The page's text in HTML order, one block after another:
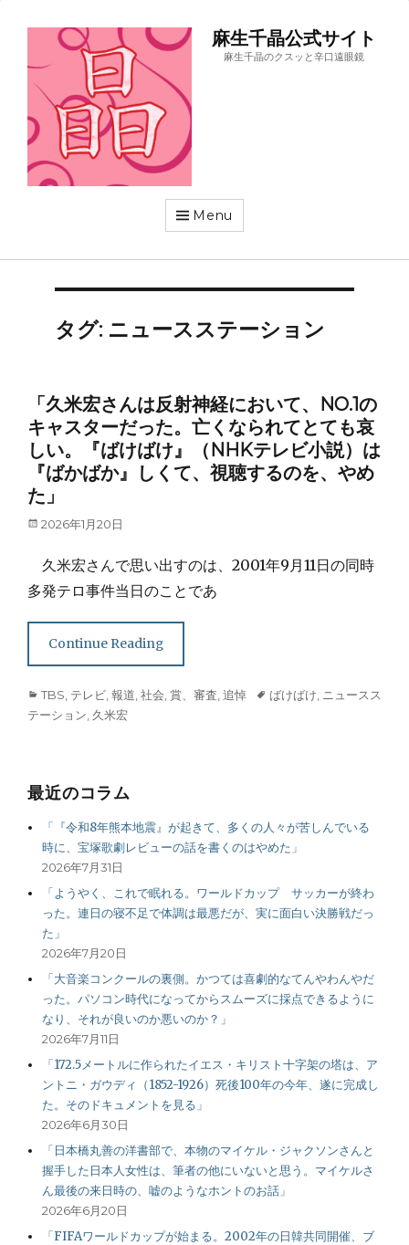
麻生千晶公式サイト
麻生千晶のクスッと辛口遠眼鏡
Menu
タグ: ニュースステーション
「久米宏さんは反射神経において、NO.1の
キャスターだった。亡くなられてとても哀
しい。『ばけばけ』（NHKテレビ小説）は
『ばかばか』しくて、視聴するのを、やめ
た」
Posted
2026年1月20日
久米宏さんで思い出すのは、2001年9月11日の同時
多発テロ事件当日のことであ
Continue Reading
Categories
TBS テレビ 報道 社会 賞、審査 追悼 Tagsばけばけ ニュースス
テーション 久米宏
最近のコラム
「『令和8年熊本地震』が起きて、多くの人々が苦しんでいる
時に、宝塚歌劇レビューの話を書くのはやめた」
2026年7月31日
「ようやく、これで眠れる。ワールドカップ サッカーが終わ
った。連日の寝不足で体調は最悪だが、実に面白い決勝戦だっ
た」
2026年7月20日
「大音楽コンクールの裏側。かつては喜劇的なてんやわんやだ
った。パソコン時代になってからスムーズに採点できるように
なり、それが良いのか悪いのか？」
2026年7月11日
「172.5メートルに作られたイエス・キリスト十字架の塔は、ア
ントニ・ガウディ（1852-1926）死後100年の今年、遂に完成し
た。そのドキュメントを見る」
2026年6月30日
「日本橋丸善の洋書部で、本物のマイケル・ジャクソンさんと
握手した日本人女性は、筆者の他にいないと思う。マイケルさ
ん最後の来日時の、嘘のようなホントのお話」
2026年6月20日
「FIFAワールドカップが始まる。2002年の日韓共同開催、ブ